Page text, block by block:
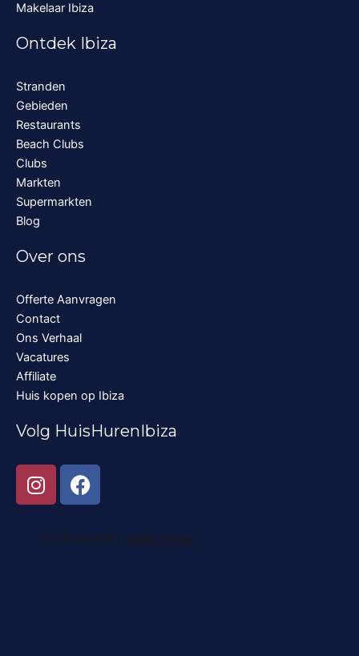
Makelaar Ibiza
Ontdek Ibiza
Stranden
Gebieden
Restaurants
Beach Clubs
Clubs
Markten
Supermarkten
Blog
Over ons
Offerte Aanvragen
Contact
Ons Verhaal
Vacatures
Affiliate
Huis kopen op Ibiza
Volg HuisHurenIbiza
I
n
t
F
a
e